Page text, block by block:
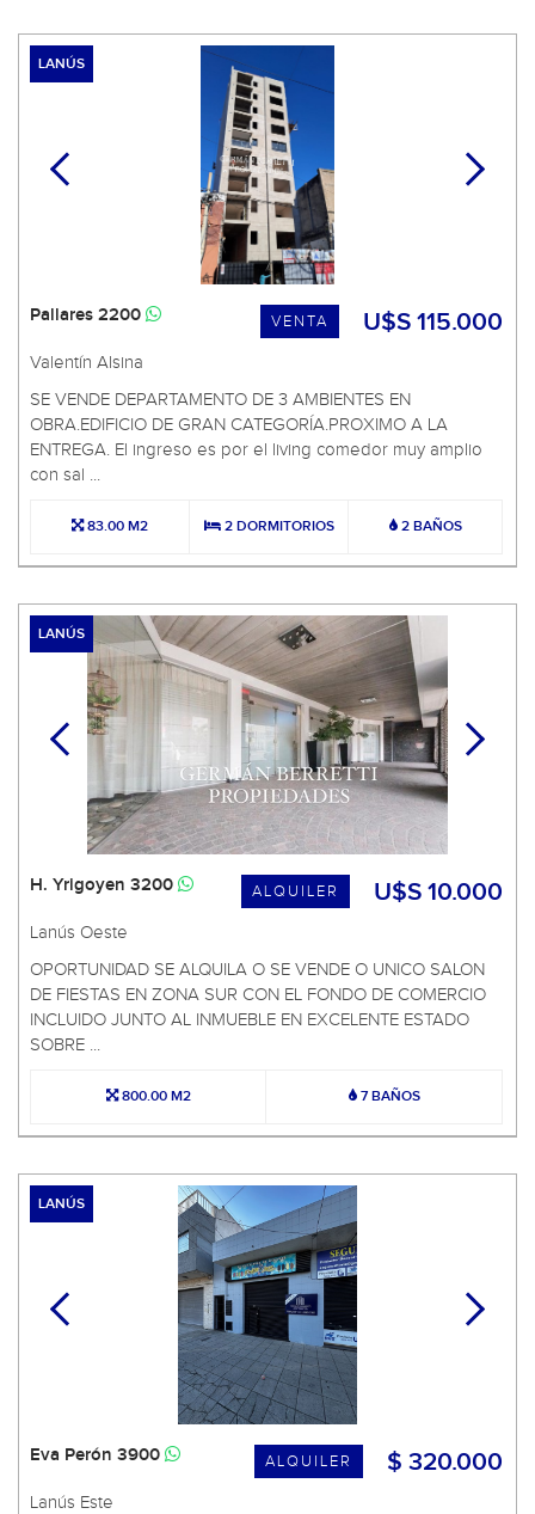
LANÚS
U$S 115.000
VENTA
Pallares 2200
Valentín Alsina
SE VENDE DEPARTAMENTO DE 3 AMBIENTES EN
OBRA.EDIFICIO DE GRAN CATEGORÍA.PROXIMO A LA
ENTREGA. El ingreso es por el living comedor muy amplio
con sal ...
83.00 M2 2 DORMITORIOS 2 BAÑOS
LANÚS
U$S 10.000
ALQUILER
H. Yrigoyen 3200
Lanús Oeste
OPORTUNIDAD SE ALQUILA O SE VENDE O UNICO SALON
DE FIESTAS EN ZONA SUR CON EL FONDO DE COMERCIO
INCLUIDO JUNTO AL INMUEBLE EN EXCELENTE ESTADO
SOBRE ...
800.00 M2 7 BAÑOS
LANÚS
$ 320.000
ALQUILER
Eva Perón 3900
Lanús Este